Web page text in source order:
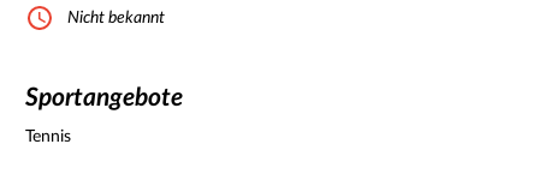
Nicht bekannt
Sportangebote
Tennis